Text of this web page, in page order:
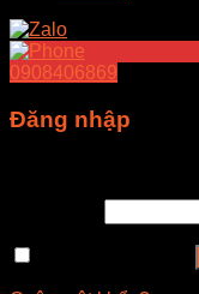
0908406869
Đăng nhập